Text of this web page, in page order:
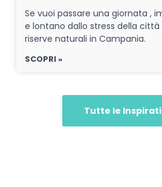
Se vuoi passare una giornata ,
e lontano dallo stress della città
riserve naturali in Campania.
SCOPRI »
Tutte le